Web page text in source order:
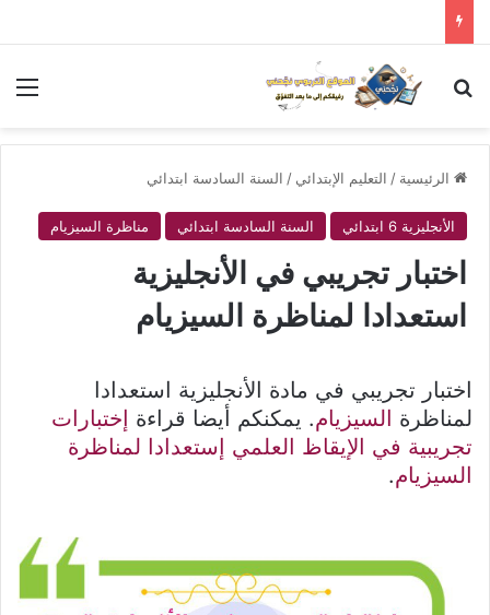
بحث عن
الرئيسية / التعليم الإبتدائي / السنة السادسة ابتدائي
الأنجليزية 6 ابتدائي السنة السادسة ابتدائي مناظرة السيزيام
اختبار تجريبي في الأنجليزية
استعدادا لمناظرة السيزيام
اختبار تجريبي في مادة الأنجليزية استعدادا
لمناظرة السيزيام. يمكنكم أيضا قراءة إختبارات
تجريبية في الإيقاظ العلمي إستعدادا لمناظرة
السيزيام.